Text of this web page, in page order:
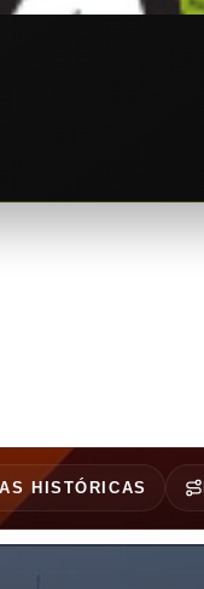
HISTÓRICAS